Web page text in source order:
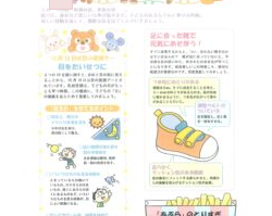
Failed to initialize plugin: wplink